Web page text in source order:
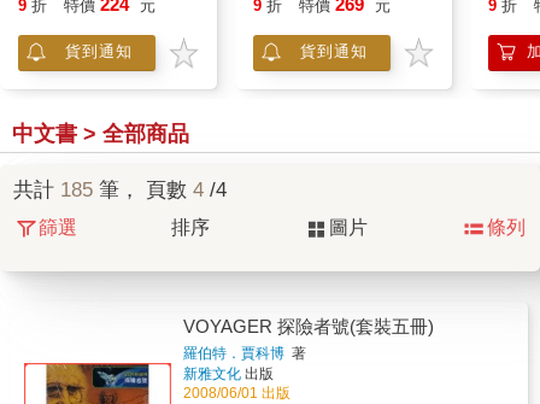
9 折 特價 224 元
貨到通知
9 折 特價 269 元
貨到通知
9 折
中文書 > 全部商品
共計 185 筆， 頁數 4 /4
篩選 排序 圖片 條列
VOYAGER 探險者號(套裝五冊)
羅伯特．賈科博 著
新雅文化 出版
2008/06/01 出版